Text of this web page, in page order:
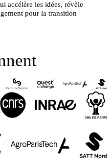
accélère les idées, révèle
pour la transition